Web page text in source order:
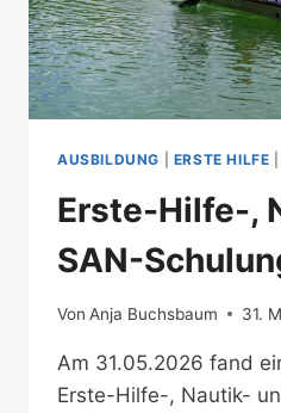
AUSBILDUNG ERSTE HILFE
Erste-Hilfe-,
SAN-
Von Anja Buchsbaum 31.
Am 31.05.2026 fand
Erste-Hilfe-, Nautik-